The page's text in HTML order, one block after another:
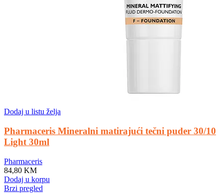
Dodaj u listu želja
Pharmaceris Mineralni matirajući tečni puder 30/10
Light 30ml
Pharmaceris
84,80 KM
Dodaj u korpu
Brzi pregled